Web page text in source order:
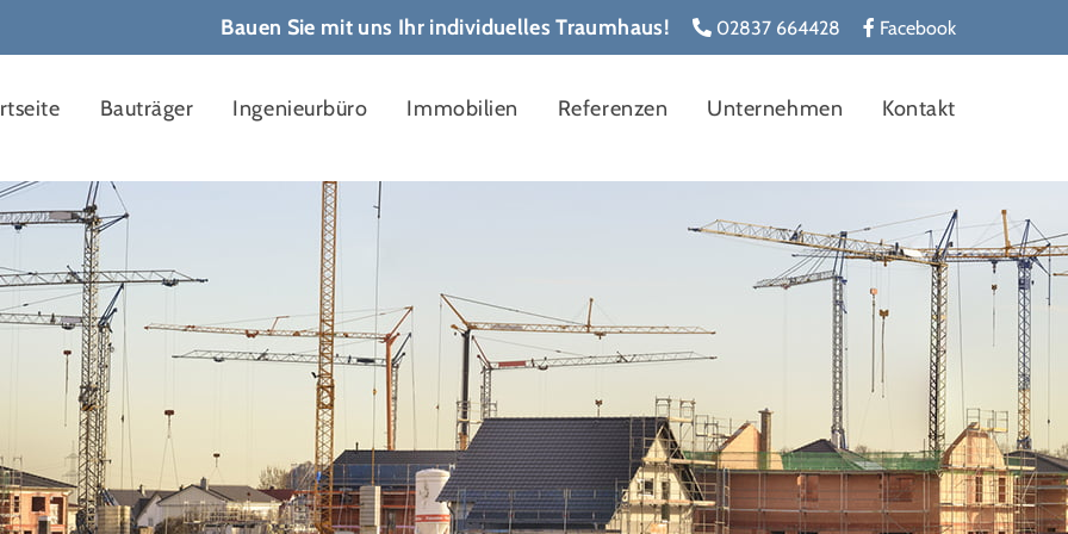
Bauen Sie mit uns Ihr individuelles Traumhaus! 02837 664428 Facebook
Bauträger Ingenieurbüro Immobilien Referenzen Unternehmen Kontakt